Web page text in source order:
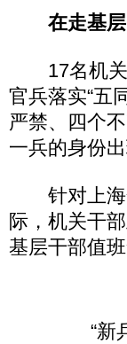
在走基
17名机关
官兵落实“五
严禁、四个
一兵的身份
针对上海
际，机关干
基层干部值
“新